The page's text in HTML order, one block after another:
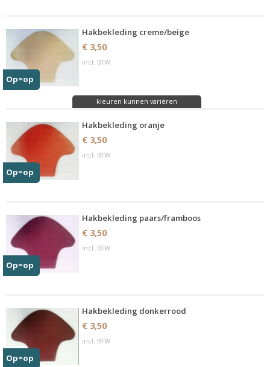
Op=op
Hakbekleding creme/beige
€ 3,50
incl. BTW
kleuren kunnen variëren
Op=op
Hakbekleding oranje
€ 3,50
incl. BTW
Op=op
Hakbekleding paars/framboos
€ 3,50
incl. BTW
Op=op
Hakbekleding donkerrood
€ 3,50
incl. BTW